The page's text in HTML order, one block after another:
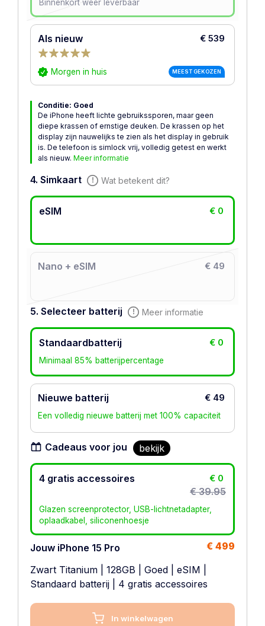
Binnenkort weer leverbaar
Als nieuw
MEEST GEKOZEN
€ 539
Morgen in huis
Conditie: Goed
De iPhone heeft lichte gebruikssporen, maar geen
diepe krassen of ernstige deuken. De krassen op het
display zijn nauwelijks te zien als het display in gebruik
is. De telefoon is simlock vrij, volledig getest en werkt
als nieuw. Meer informatie
4. Simkaart Wat betekent dit?
eSIM € 0
Nano + eSIM € 49
5. Selecteer batterij Meer informatie
Standaardbatterij € 0
Minimaal 85% batterijpercentage
Nieuwe batterij € 49
Een volledig nieuwe batterij met 100% capaciteit
Cadeaus voor jou bekijk
4 gratis accessoires € 0
€ 39.95
Glazen screenprotector, USB-lichtnetadapter,
oplaadkabel, siliconenhoesje
Jouw iPhone 15 Pro
€ 499
Zwart Titanium
128GB Goed eSIM
Standaard batterij | 4 gratis accessoires
In winkelwagen